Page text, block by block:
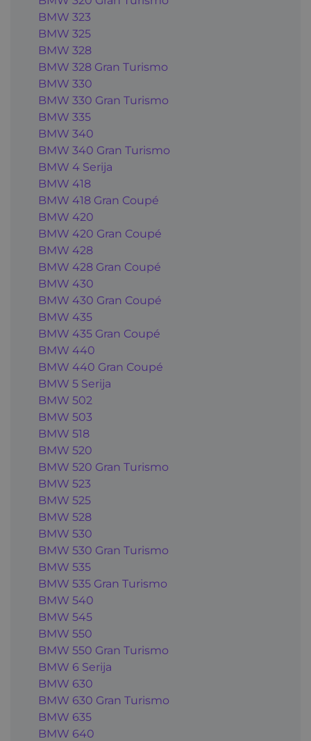
BMW 323
BMW 325
BMW 328
BMW 328 Gran Turismo
BMW 330
BMW 330 Gran Turismo
BMW 335
BMW 340
BMW 340 Gran Turismo
BMW 4 Serija
BMW 418
BMW 418 Gran Coupé
BMW 420
BMW 420 Gran Coupé
BMW 428
BMW 428 Gran Coupé
BMW 430
BMW 430 Gran Coupé
BMW 435
BMW 435 Gran Coupé
BMW 440
BMW 440 Gran Coupé
BMW 5 Serija
BMW 502
BMW 503
BMW 518
BMW 520
BMW 520 Gran Turismo
BMW 523
BMW 525
BMW 528
BMW 530
BMW 530 Gran Turismo
BMW 535
BMW 535 Gran Turismo
BMW 540
BMW 545
BMW 550
BMW 550 Gran Turismo
BMW 6 Serija
BMW 630
BMW 630 Gran Turismo
BMW 635
BMW 640